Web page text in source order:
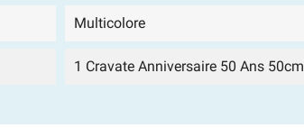
Multicolore
1 Cravate Anniversaire 50 Ans 50cm